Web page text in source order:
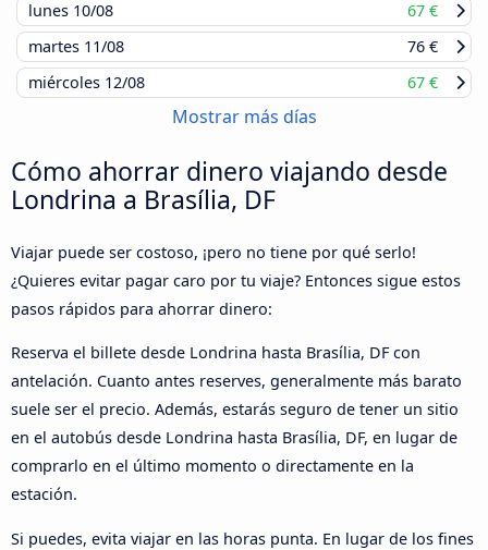
lunes 10/08
67 €
martes 11/08
76 €
miércoles 12/08 67 €
Mostrar más días
Cómo ahorrar dinero viajando desde
Londrina a Brasília, DF
Viajar puede ser costoso, ¡pero no tiene por qué serlo!
¿Quieres evitar pagar caro por tu viaje? Entonces sigue estos
pasos rápidos para ahorrar dinero:
Reserva el billete desde Londrina hasta Brasília, DF con
antelación. Cuanto antes reserves, generalmente más barato
suele ser el precio. Además, estarás seguro de tener un sitio
en el autobús desde Londrina hasta Brasília, DF, en lugar de
comprarlo en el último momento o directamente en la
estación.
Si puedes, evita viajar en las horas punta. En lugar de los fines